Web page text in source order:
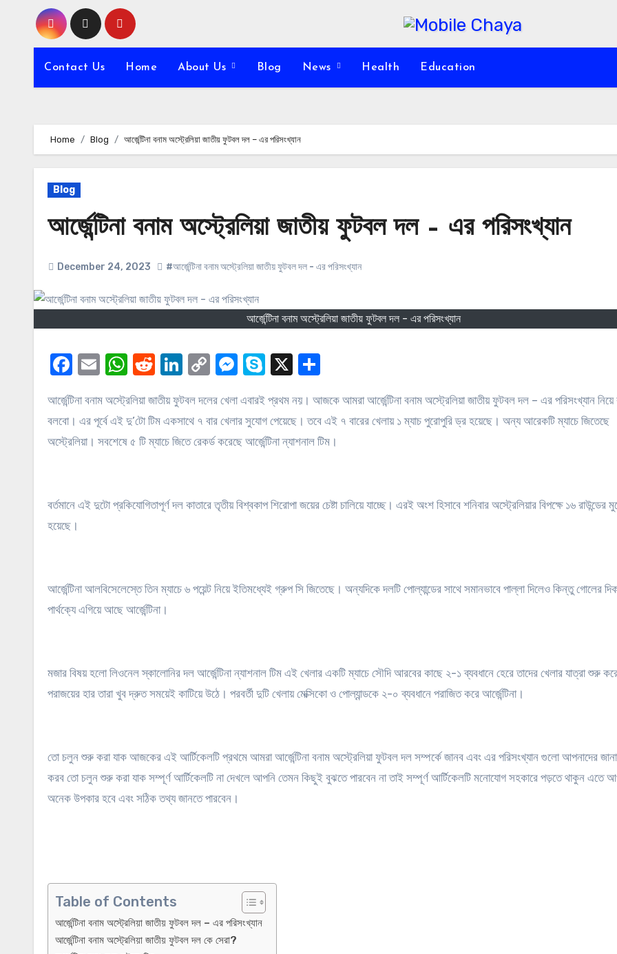
content
Contact Us Home About Us Blog News Health Education
Home Blog আর্জেন্টিনা বনাম অস্ট্রেলিয়া জাতীয় ফুটবল দল – এর পরিসংখ্যান
Blog
আর্জেন্টিনা বনাম অস্ট্রেলিয়া জাতীয় ফুটবল দল – এর পরিসংখ্যান
December 24, 2023 #আর্জেন্টিনা বনাম অস্ট্রেলিয়া জাতীয় ফুটবল দল - এর পরিসংখ্যান
আর্জেন্টিনা বনাম অস্ট্রেলিয়া জাতীয় ফুটবল দল - এর পরিসংখ্যান
Facebook
EmailWhatsApp
Reddit
LinkedIn
CopyMessenger
Skype
X
আর্জেন্টিনা বনাম অস্ট্রেলিয়া জাতীয় ফুটবল দলের খেলা এবারই প্রথম নয়। আজকে আমরা আর্জেন্টিনা বনাম অস্ট্রেলিয়া জাতীয় ফুটবল দল – এর পরিসংখ্যান নিয়ে কথা
বলবো। এর পূর্বে এই দু’টো টিম একসাথে ৭ বার খেলার সুযোগ পেয়েছে। তবে এই ৭ বারের খেলায় ১ ম্যাচ পুরোপুরি ড্র হয়েছে। অন্য আরেকটি ম্যাচে জিতেছে
অস্ট্রেলিয়া। সবশেষে ৫ টি ম্যাচে জিতে রেকর্ড করেছে আর্জেন্টিনা ন্যাশনাল টিম।
বর্তমানে এই দুটো প্রকিযোগিতাপূর্ণ দল কাতারে তৃতীয় বিশ্বকাপ শিরোপা জয়ের চেষ্টা চালিয়ে যাচ্ছে। এরই অংশ হিসাবে শনিবার অস্ট্রেলিয়ার বিপক্ষে ১৬ রাউন্ডের
হয়েছে।
আর্জেন্টিনা আলবিসেলেস্তে তিন ম্যাচে ৬ পয়েন্ট নিয়ে ইতিমধ্যেই গ্রুপ সি জিতেছে। অন্যদিকে দলটি পোল্যান্ডের সাথে সমানভাবে পাল্লা দিলেও কিন্তু গোলের
পার্থক্যে এগিয়ে আছে আর্জেন্টিনা।
মজার বিষয় হলো লিওনেল স্কালোনির দল আর্জেন্টিনা ন্যাশনাল টিম এই খেলার একটি ম্যাচে সৌদি আরবের কাছে ২-১ ব্যবধানে হেরে তাদের খেলার যাত্রা শুরু
পরাজয়ের হার তারা খুব দ্রুত সময়েই কাটিয়ে উঠে। পরবর্তী দুটি খেলায় মেক্সিকো ও পোল্যান্ডকে ২-০ ব্যবধানে পরাজিত করে আর্জেন্টিনা।
তো চলুন শুরু করা যাক আজকের এই আর্টিকেলটি প্রথমে আমরা আর্জেন্টিনা বনাম অস্ট্রেলিয়া ফুটবল দল সম্পর্কে জানব এবং এর পরিসংখ্যান গুলো আপনাদের
করব তো চলুন শুরু করা যাক সম্পূর্ণ আর্টিকেলটি না দেখলে আপনি তেমন কিছুই বুঝতে পারবেন না তাই সম্পূর্ণ আর্টিকেলটি মনোযোগ সহকারে পড়তে থাকুন এতে
অনেক উপকার হবে এবং সঠিক তথ্য জানতে পারবেন।
Table of Contents
আর্জেন্টিনা বনাম অস্ট্রেলিয়া জাতীয় ফুটবল দল – এর পরিসংখ্যান
আর্জেন্টিনা বনাম অস্ট্রেলিয়া জাতীয় ফুটবল দল কে সেরা?